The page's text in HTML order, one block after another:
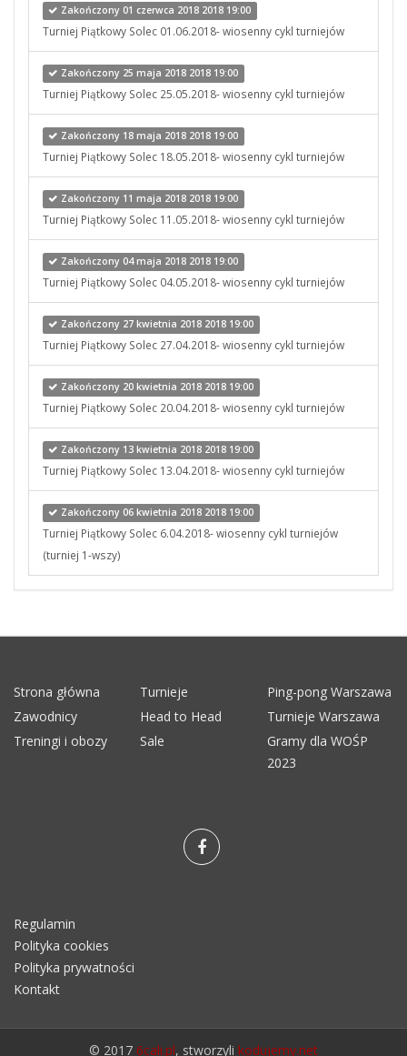
Zakończony 01 czerwca 2018 2018 19:00
Turniej Piątkowy Solec 01.06.2018- wiosenny cykl turniejów
Zakończony 25 maja 2018 2018 19:00
Turniej Piątkowy Solec 25.05.2018- wiosenny cykl turniejów
Zakończony 18 maja 2018 2018 19:00
Turniej Piątkowy Solec 18.05.2018- wiosenny cykl turniejów
Zakończony 11 maja 2018 2018 19:00
Turniej Piątkowy Solec 11.05.2018- wiosenny cykl turniejów
Zakończony 04 maja 2018 2018 19:00
Turniej Piątkowy Solec 04.05.2018- wiosenny cykl turniejów
Zakończony 27 kwietnia 2018 2018 19:00
Turniej Piątkowy Solec 27.04.2018- wiosenny cykl turniejów
Zakończony 20 kwietnia 2018 2018 19:00
Turniej Piątkowy Solec 20.04.2018- wiosenny cykl turniejów
Zakończony 13 kwietnia 2018 2018 19:00
Turniej Piątkowy Solec 13.04.2018- wiosenny cykl turniejów
Zakończony 06 kwietnia 2018 2018 19:00
Turniej Piątkowy Solec 6.04.2018- wiosenny cykl turniejów
(turniej 1-wszy)
Strona główna Turnieje
Ping-pong Warszawa
Zawodnicy
Head to Head
Turnieje Warszawa
Treningi i obozy
Sale
Gramy dla WOŚP
2023
Regulamin
Polityka cookies
Polityka prywatności
Kontakt
© 2017 6cali.pl, stworzyli kodujemy.net